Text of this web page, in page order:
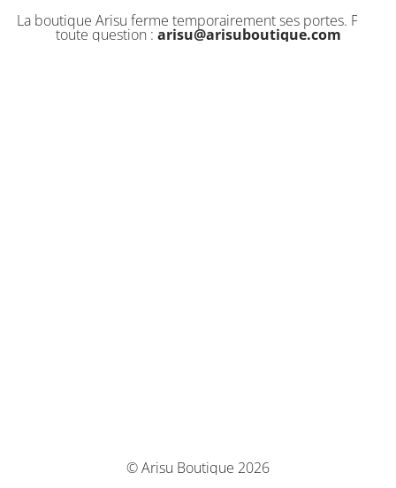
La boutique Arisu ferme temporairement ses portes. Pour
toute question : arisu@arisuboutique.com
© Arisu Boutique 2026